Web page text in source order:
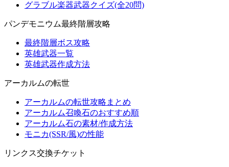
グラブル楽器武器クイズ(全20問)
パンデモニウム最終階層攻略
最終階層ボス攻略
英雄武器一覧
英雄武器作成方法
アーカルムの転世
アーカルムの転世攻略まとめ
アーカルム召喚石のおすすめ順
アーカルム石の素材/作成方法
モニカ(SSR/風)の性能
リンクス交換チケット